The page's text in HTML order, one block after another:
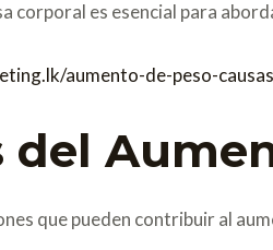
corporal es esencial para
aumento-de-peso-
del
que pueden contribuir al